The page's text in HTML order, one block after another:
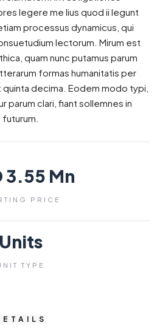
legere me lius quod ii legunt
processus dynamicus, qui
lectorum. Mirum est
quam nunc putamus parum
formas humanitatis per
decima. Eodem modo typi,
parum clari, fiant sollemnes in
futurum.
3.55 Mn
PRICE
Units
TYPE